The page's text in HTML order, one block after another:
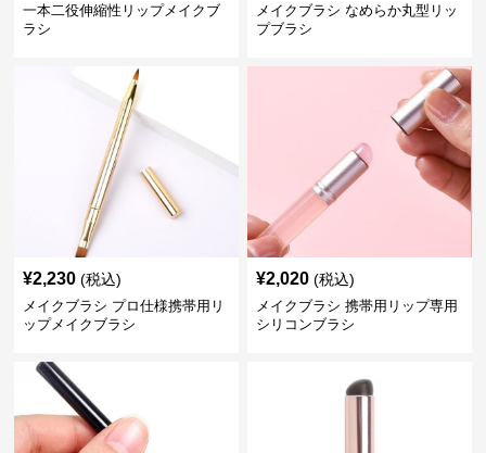
一本二役伸縮性リップメイクブ
ラシ
メイクブラシ なめらか丸型リッ
プブラシ
¥2,230 (税込)
メイクブラシ プロ仕様携帯用リ
ップメイクブラシ
¥2,020 (税込)
メイクブラシ 携帯用リップ専用
シリコンブラシ